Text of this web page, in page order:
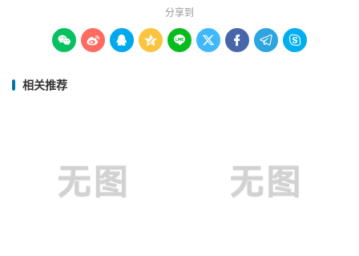
分享到
        
相关推荐